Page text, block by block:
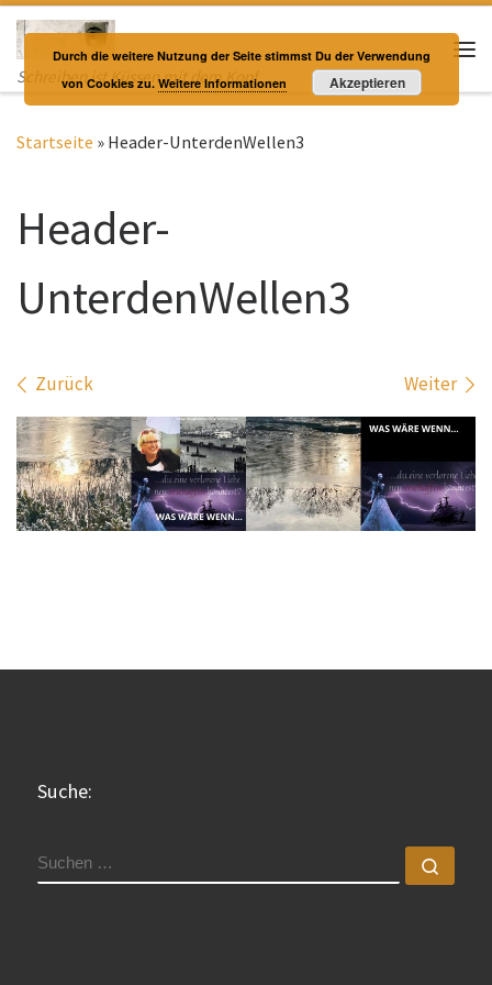
Zum Inhalt springen
Schreiben ist Küssen mit dem Kopf
Startseite » Header-UnterdenWellen3
Header-
UnterdenWellen3
Bilder Navigation
Zurück Weiter
Suche:
SUCHE
Durch die weitere Nutzung der Seite stimmst Du der Verwendung
von Cookies zu.Weitere Informationen Akzeptieren